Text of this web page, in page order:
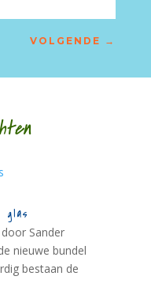
VOLGENDE →
glas
Sander
nieuwe bundel
bestaan de